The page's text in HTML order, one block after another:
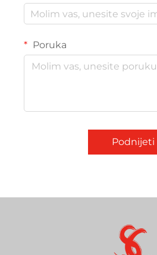
Poruka
Podnijeti